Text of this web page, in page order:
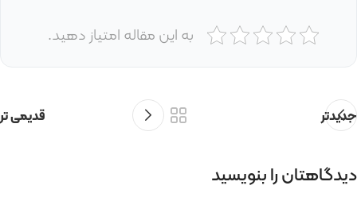
به این مقاله امتیاز دهید.
جدیدتر قدیمی تر
دیدگاهتان را بنویسید